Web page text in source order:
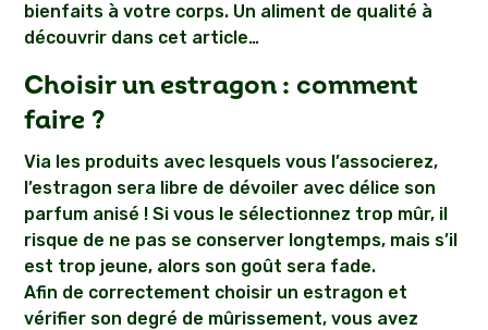
bienfaits à votre corps. Un aliment de qualité à
découvrir dans cet article…
Choisir un estragon : comment
faire ?
Via les produits avec lesquels vous l’associerez,
l’estragon sera libre de dévoiler avec délice son
parfum anisé ! Si vous le sélectionnez trop mûr, il
risque de ne pas se conserver longtemps, mais s’il
est trop jeune, alors son goût sera fade.
Afin de correctement choisir un estragon et
vérifier son degré de mûrissement, vous avez